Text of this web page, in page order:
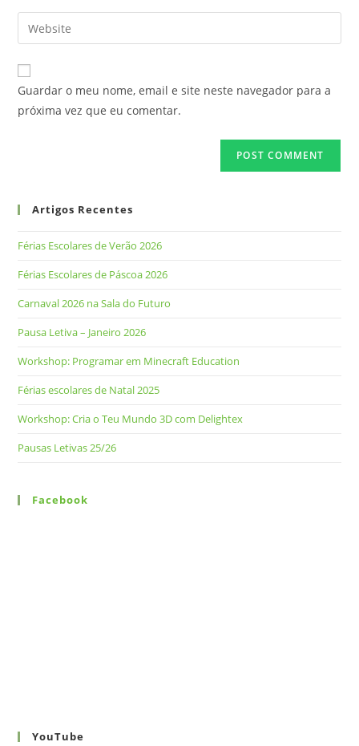
Guardar o meu nome, email e site neste navegador para a
próxima vez que eu comentar.
Artigos Recentes
Férias Escolares de Verão 2026
Férias Escolares de Páscoa 2026
Carnaval 2026 na Sala do Futuro
Pausa Letiva – Janeiro 2026
Workshop: Programar em Minecraft Education
Férias escolares de Natal 2025
Workshop: Cria o Teu Mundo 3D com Delightex
Pausas Letivas 25/26
Facebook
YouTube